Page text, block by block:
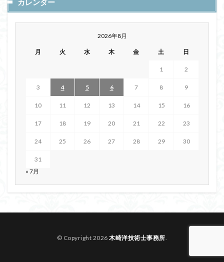
カレンダー
2026年8月
月 火 水 木 金 土 日
1 2
3 4 5 6 7 8 9
10 11 12 13 14 15 16
17 18 19 20 21 22 23
24 25 26 27 28 29 30
31
« 7月
© Copyright 2026木崎洋技術士事務所.